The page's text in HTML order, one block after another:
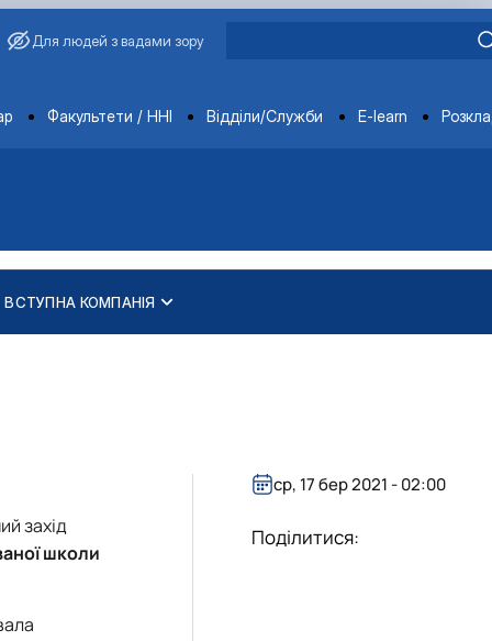
Для людей з вадами зору
Факультети / ННІ Відділи/Служби E-learn
ВСТУПНА КОМПАНІЯ
захід
школи
ср, 17 бер 2021 - 02:00
Поділитися: